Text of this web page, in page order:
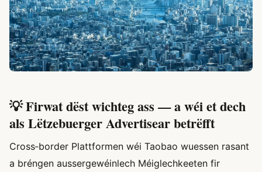
💡 Firwat dëst wichteg ass — a wéi et dech
als Lëtzebuerger Advertisear betrëfft
Cross‑border Plattformen wéi Taobao wuessen rasant
a bréngen aussergewéinlech Méiglechkeeten fir